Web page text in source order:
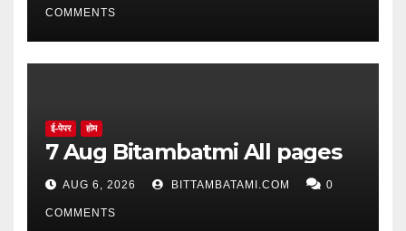
COMMENTS
ई-पेपर होम
7 Aug Bitambatmi All pages
AUG 6, 2026 BITTAMBATAMI.COM 0
COMMENTS